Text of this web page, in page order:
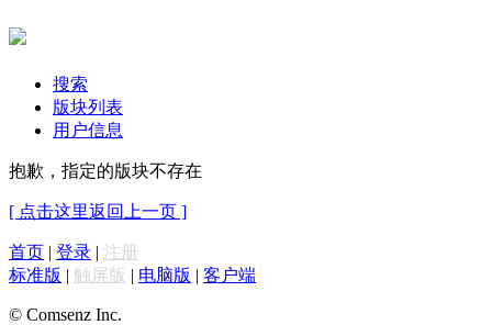
搜索
版块列表
用户信息
抱歉，指定的版块不存在
[ 点击这里返回上一页 ]
首页 | 登录 | 注册
标准版 | 触屏版 | 电脑版 | 客户端
© Comsenz Inc.